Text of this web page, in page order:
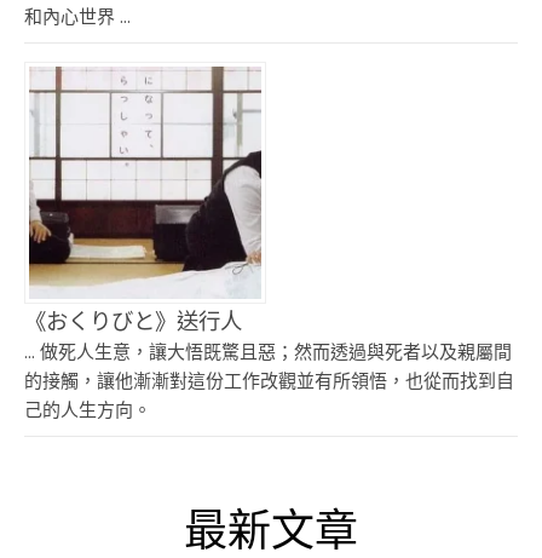
和內心世界 ...
《おくりびと》送行人
... 做死人生意，讓大悟既驚且惡；然而透過與死者以及親屬間
的接觸，讓他漸漸對這份工作改觀並有所領悟，也從而找到自
己的人生方向。
最新文章